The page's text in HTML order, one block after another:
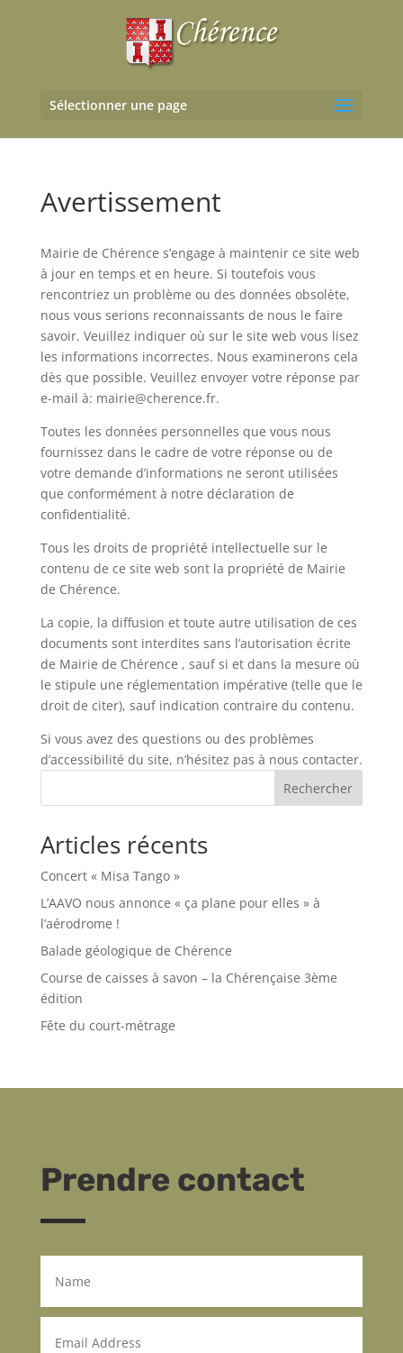
Sélectionner une page
Avertissement
Mairie de Chérence s’engage à maintenir ce site web
à jour en temps et en heure. Si toutefois vous
rencontriez un problème ou des données obsolète,
nous vous serions reconnaissants de nous le faire
savoir. Veuillez indiquer où sur le site web vous lisez
les informations incorrectes. Nous examinerons cela
dès que possible. Veuillez envoyer votre réponse par
e-mail à: mairie@cherence.fr.
Toutes les données personnelles que vous nous
fournissez dans le cadre de votre réponse ou de
votre demande d’informations ne seront utilisées
que conformément à notre déclaration de
confidentialité.
Tous les droits de propriété intellectuelle sur le
contenu de ce site web sont la propriété de Mairie
de Chérence.
La copie, la diffusion et toute autre utilisation de ces
documents sont interdites sans l’autorisation écrite
de Mairie de Chérence , sauf si et dans la mesure où
le stipule une réglementation impérative (telle que le
droit de citer), sauf indication contraire du contenu.
Si vous avez des questions ou des problèmes
d’accessibilité du site, n’hésitez pas à nous contacter.
Rechercher
Articles récents
Concert « Misa Tango »
L’AAVO nous annonce « ça plane pour elles » à
l’aérodrome !
Balade géologique de Chérence
Course de caisses à savon – la Chérençaise 3ème
édition
Fête du court-métrage
Prendre contact